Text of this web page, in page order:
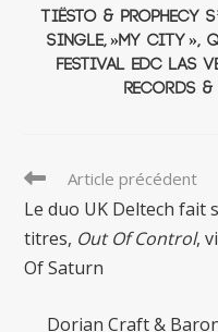
Tiësto &
single, »My City »,
festival EDC Las
Records
Read
more
articles
Article précédent
Le duo UK Deltech fait
titres, Out Of Control,
Of Saturn
Dorian Craft &